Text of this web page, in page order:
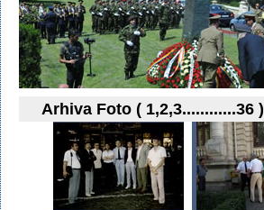
Arhiva Foto ( 1,2,3............36 )